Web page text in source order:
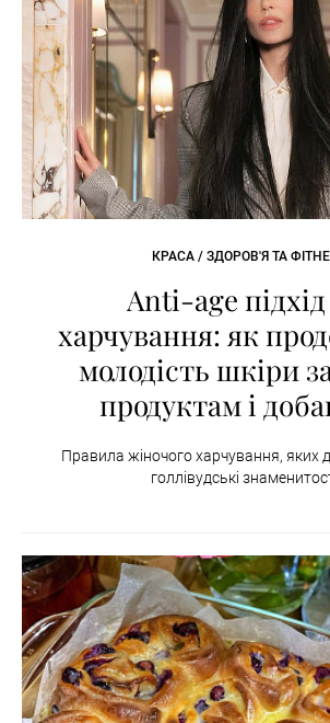
КРАСА / ЗДОРОВ'Я ТА
Anti-age
харчування: як
молодість шкіри
продуктам і
Правила жіночого харчування, яких
голлівудські